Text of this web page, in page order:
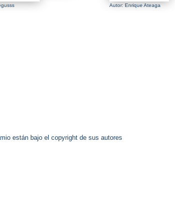
Autor: Enrique Ateaga
están bajo el copyright de sus autores